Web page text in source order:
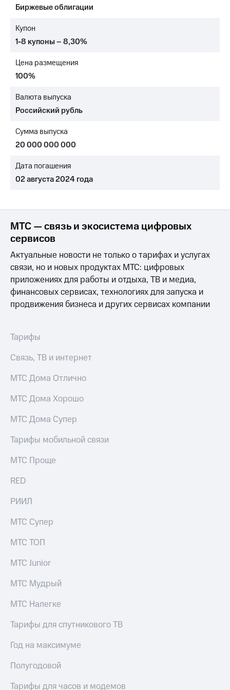
Достижения
Интервью
отчетность
Контакты
Новости
в
и акционерам
Корпоративное
Корпоративный
секретарь
Раскрытие
информации
Информация
акционерам
Документы
ПАО
"МТС"
Собрания
акционеров
капитал
и
Рынок
Описание
Программа
Порядок
выкупа
Описание
Уведомление
погашении
облигаций
Реквизиты
Контакты
развитие
На главную
Биржевые облигации
Купон
1-8 купоны – 8,30%
Цена размещения
100%
Валюта выпуска
Российский рубль
Сумма выпуска
20 000 000 000
Дата погашения
02 августа 2024 года
МТС — связь и экосистема цифровых
сервисов
Актуальные новости не только о тарифах и услугах
связи, но и новых продуктах МТС: цифровых
приложениях для работы и отдыха, ТВ и медиа,
финансовых сервисах, технологиях для запуска и
продвижения бизнеса и других сервисах компании
Тарифы
Связь, ТВ и интернет
МТС Дома Отлично
МТС Дома Хорошо
МТС Дома Супер
Тарифы мобильной связи
МТС Проще
RED
РИИЛ
МТС Супер
МТС ТОП
МТС Junior
МТС Мудрый
МТС Налегке
Тарифы для спутникового ТВ
Год на максимуме
Полугодовой
Тарифы для часов и модемов